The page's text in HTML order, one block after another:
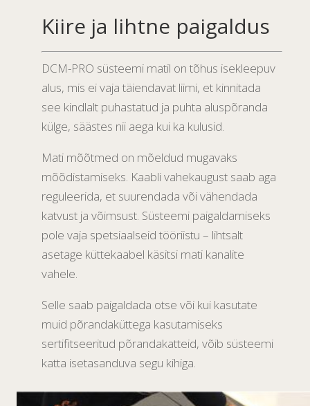
Kiire ja lihtne paigaldus
DCM-PRO süsteemi matil on tõhus isekleepuv
alus, mis ei vaja täiendavat liimi, et kinnitada
see kindlalt puhastatud ja puhta aluspõranda
külge, säästes nii aega kui ka kulusid.
Mati mõõtmed on mõeldud mugavaks
mõõdistamiseks. Kaabli vahekaugust saab aga
reguleerida, et suurendada või vähendada
katvust ja võimsust. Süsteemi paigaldamiseks
pole vaja spetsiaalseid tööriistu – lihtsalt
asetage küttekaabel käsitsi mati kanalite
vahele.
Selle saab paigaldada otse või kui kasutate
muid põrandaküttega kasutamiseks
sertifitseeritud põrandakatteid, võib süsteemi
katta isetasanduva segu kihiga.